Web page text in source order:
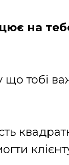
на
що тобі